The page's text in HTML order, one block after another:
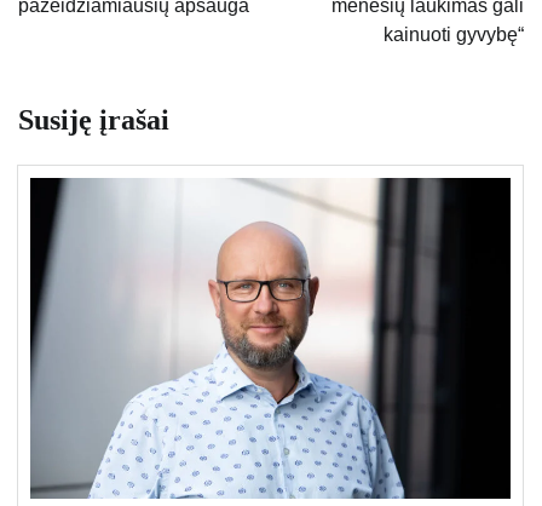
pažeidžiamiausių apsauga
mėnesių laukimas gali
kainuoti gyvybę“
Susiję įrašai